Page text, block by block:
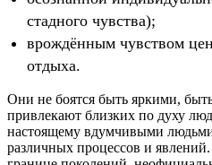
стадного чувства);
врождённым чувством
отдыха.
Они не боятся быть яркими,
привлекают близких по духу
настоящему вдумчивыми
различных процессов и